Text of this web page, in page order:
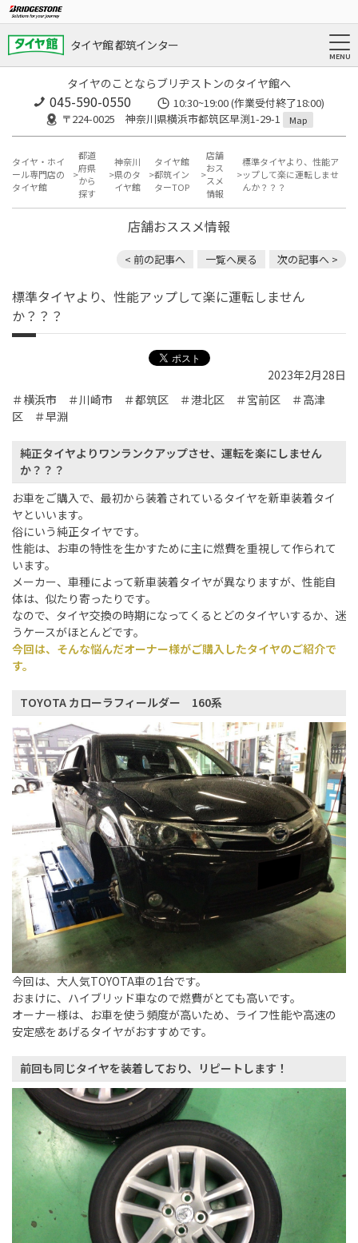
タイヤ館 都筑インター
タイヤのことならブリヂストンのタイヤ館へ
045-590-0550
10:30~19:00 (作業受付終了18:00)
〒224-0025 神奈川県横浜市都筑区早渕1-29-1
Map
タイヤ・ホイ
ール専門店の
タイヤ館
都道
府県
から
探す
神奈川
県のタ
イヤ館
タイヤ館
都筑イン
ターTOP
店舗
おス
スメ
情報
標準タイヤより、性能ア
ップして楽に運転しませ
んか？？？
店舗おススメ情報
< 前の記事へ 一覧へ戻る 次の記事へ >
標準タイヤより、性能アップして楽に運転しません
か？？？
2023年2月28日
＃横浜市 ＃川崎市 ＃都筑区 ＃港北区 ＃宮前区 ＃高津
区 ＃早淵
純正タイヤよりワンランクアップさせ、運転を楽にしません
か？？？
お車をご購入で、最初から装着されているタイヤを新車装着タイ
ヤといいます。
俗にいう純正タイヤです。
性能は、お車の特性を生かすために主に燃費を重視して作られて
います。
メーカー、車種によって新車装着タイヤが異なりますが、性能自
体は、似たり寄ったりです。
なので、タイヤ交換の時期になってくるとどのタイヤいするか、迷
うケースがほとんどです。
今回は、そんな悩んだオーナー様がご購入したタイヤのご紹介で
す。
TOYOTA カローラフィールダー 160系
今回は、大人気TOYOTA車の1台です。
おまけに、ハイブリッド車なので燃費がとても高いです。
オーナー様は、お車を使う頻度が高いため、ライフ性能や高速の
安定感をあげるタイヤがおすすめです。
前回も同じタイヤを装着しており、リピートします！